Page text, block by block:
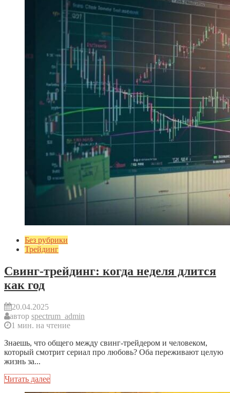
Без рубрики
Трейдинг
Свинг-трейдинг: когда неделя длится
как год
20.04.2025
автор spectrum_admin
1 мин. на чтение
Знаешь, что общего между свинг-трейдером и человеком,
который смотрит сериал про любовь? Оба переживают целую
жизнь за...
Читать далее